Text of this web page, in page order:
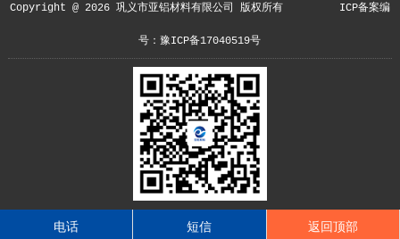
Copyright @ 2026 巩义市亚铝材料有限公司 版权所有 ICP备案编
号：豫ICP备17040519号
电话 短信 返回顶部